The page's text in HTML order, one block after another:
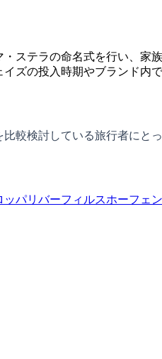
ステラの命名式を行い、家
ズの投入時期やブランド内
較検討している旅行者にと
ッパリバーフィルスホーフェ